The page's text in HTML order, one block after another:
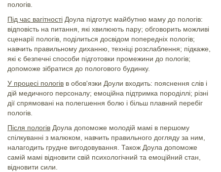
пологів.
Під час вагітності Доула підготує майбутню маму до пологів:
відповість на питання, які хвилюють пару; обговорить можливі
сценарії пологів, поділиться досвідом попередніх пологів;
навчить правильному диханню, техніці розслаблення; підкаже,
які є безпечні способи підготовки промежини до пологів;
допоможе зібратися до пологового будинку.
У процесі пологів в обов'язки Доули входить: пояснення слів і
дій медичного персоналу; емоційна підтримка породіллі; різні
дії спрямовані на полегшення болю і більш плавний перебіг
пологів.
Після пологів Доула допоможе молодій мамі в першому
спілкуванні з малюком, навчить правильного догляду за ним,
налагодить грудне вигодовування. Також Доула допоможе
самій мамі відновити свій психологічний та емоційний стан,
відновити сили.